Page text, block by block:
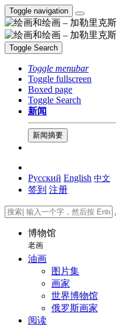
Toggle navigation
Toggle Search
Toggle menubar
Toggle fullscreen
Boxed page
Toggle Search
新闻
新闻摘要
Русский English 中文
签到 注册
博物馆
老画
油画
图片集
画家
世界博物馆
俄罗斯画家
阅读